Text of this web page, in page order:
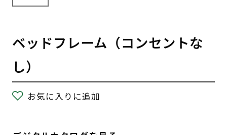
ベッドフレーム（コンセントな
し）
お気に入りに追加